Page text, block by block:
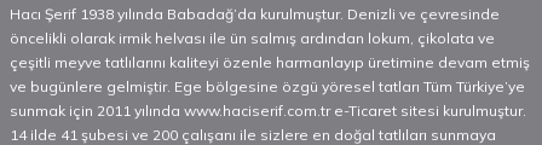
Hacı Şerif 1938 yılında Babadağ’da kurulmuştur. Denizli ve çevresinde
öncelikli olarak irmik helvası ile ün salmış ardından lokum, çikolata ve
çeşitli meyve tatlılarını kaliteyi özenle harmanlayıp üretimine devam etmiş
ve bugünlere gelmiştir. Ege bölgesine özgü yöresel tatları Tüm Türkiye’ye
sunmak için 2011 yılında www.haciserif.com.tr e-Ticaret sitesi kurulmuştur.
14 ilde 41 şubesi ve 200 çalışanı ile sizlere en doğal tatlıları sunmaya